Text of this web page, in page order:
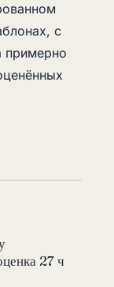
с
примерно
27 ч